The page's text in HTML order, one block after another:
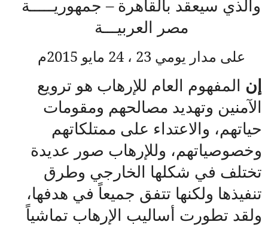
والذي سيعقد بالقاهرة – جمهوريـــــة
مصر العربيـــة
على مدار يومي 23 ، 24 مايو 2015م
إن المفهوم العام للإرهاب هو ترويع
الآمنين وتهديد مصالحهم ومقومات
حياتهم، والاعتداء على ممتلكاتهم
وخصوصياتهم، وللإرهاب صور عديدة
تختلف في شكلها الخارجي وطرق
تنفيذها ولكنها تتفق جميعاً في هدفها،
ولقد تطورت أساليب الإرهاب تماشياً